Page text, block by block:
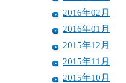
2016年02月
2016年01月
2015年12月
2015年11月
2015年10月